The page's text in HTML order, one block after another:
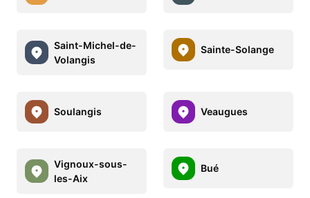
Saint-Michel-de-
Volangis
Sainte-Solange
Soulangis Veaugues
Vignoux-sous-
les-Aix
Bué